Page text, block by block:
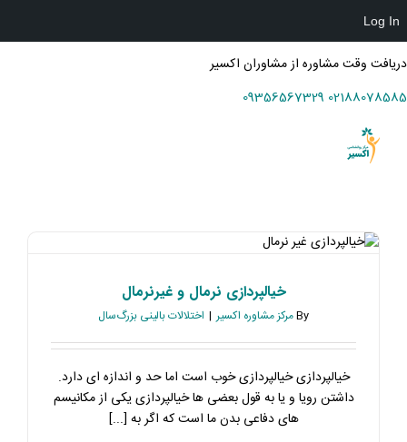
دریافت وقت مشاوره از مشاوران اکسیر
02188078585
09356567329
Log In
content
خیالپردازی نرمال و غیرنرمال
Byمرکز مشاوره اکسیر | اختلالات بالینی بزرگ‌سال
خیالپردازی خیالپردازی خوب است اما حد و اندازه ای دارد.
داشتن رویا و یا به قول بعضی‌ ها خیالپردازی یکی از مکانیسم‌
های دفاعی بدن ما است که اگر به [...]